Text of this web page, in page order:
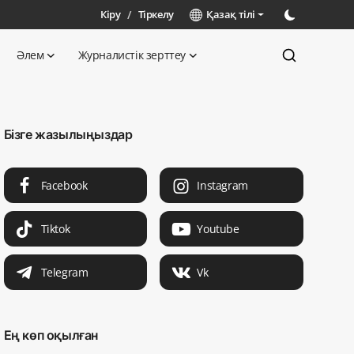
Кіру / Тіркелу Қазақ тілі
Әлем Журналистік зерттеу
Бізге жазылыңыздар
Facebook Instagram
Tiktok Youtube
Telegram Vk
Ең көп оқылған